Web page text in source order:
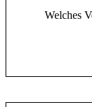
Welches